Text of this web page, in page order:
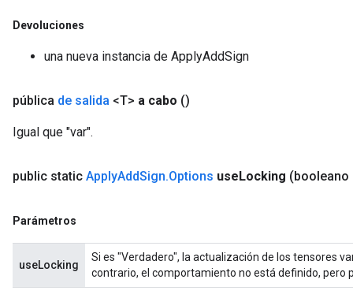
Devoluciones
una nueva instancia de ApplyAddSign
pública de salida <T> a cabo ()
Igual que "var".
public static ApplyAddSign.Options useLocking (booleano
Parámetros
useLocking
Si es "Verdadero", la actualización de los tensores
contrario, el comportamiento no está definido, pero